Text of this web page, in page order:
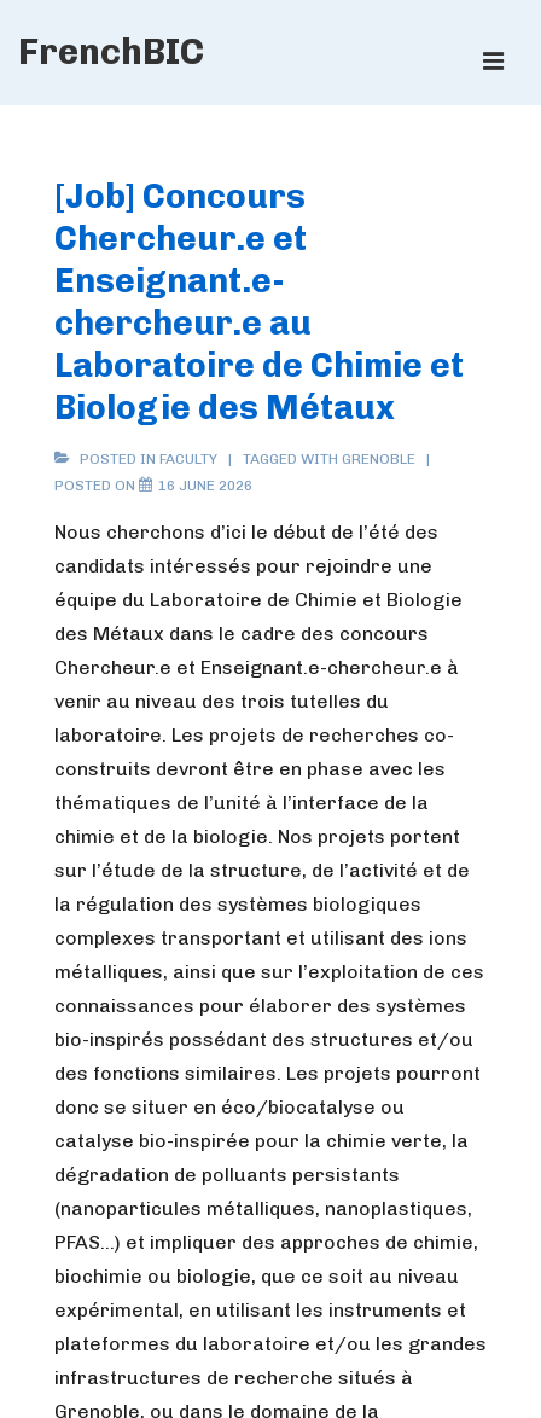
SkipFrenchBIC
[Job] Concours
Chercheur.e et
Enseignant.e-
chercheur.e au
Laboratoire de Chimie et
Biologie des Métaux
POSTED IN FACULTY TAGGED WITH GRENOBLE
POSTED ON
16 JUNE 2026
Nous cherchons d’ici le début de l’été des
candidats intéressés pour rejoindre une
équipe du Laboratoire de Chimie et Biologie
des Métaux dans le cadre des concours
Chercheur.e et Enseignant.e-chercheur.e à
venir au niveau des trois tutelles du
laboratoire. Les projets de recherches co-
construits devront être en phase avec les
thématiques de l’unité à l’interface de la
chimie et de la biologie. Nos projets portent
sur l’étude de la structure, de l’activité et de
la régulation des systèmes biologiques
complexes transportant et utilisant des ions
métalliques, ainsi que sur l’exploitation de ces
connaissances pour élaborer des systèmes
bio-inspirés possédant des structures et/ou
des fonctions similaires. Les projets pourront
donc se situer en éco/biocatalyse ou
catalyse bio-inspirée pour la chimie verte, la
dégradation de polluants persistants
(nanoparticules métalliques, nanoplastiques,
PFAS…) et impliquer des approches de chimie,
biochimie ou biologie, que ce soit au niveau
expérimental, en utilisant les instruments et
plateformes du laboratoire et/ou les grandes
infrastructures de recherche situés à
Grenoble, ou dans le domaine de la